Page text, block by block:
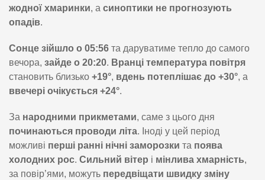
жодної хмаринки, а синоптики не прогнозують
опадів.
Сонце зійшло о 05:56 та даруватиме тепло до самого
вечора, зайде о 20:20. Вранці температура повітря
становить близько +19°, вдень потеплішає до +30°, а
ввечері очікується +24°.
За народними прикметами, саме з цього дня
починаються проводи літа. Іноді у цей період
можливі перші ранні нічні заморозки та поява
холодних рос. Сильний вітер і мінлива хмарність,
за повір’ями, можуть передвіщати швидку зміну